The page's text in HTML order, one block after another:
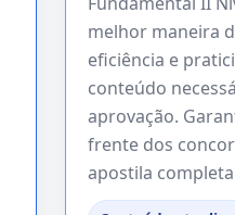
melhor maneira
eficiência e
conteúdo
aprovação.
frente dos
apostila